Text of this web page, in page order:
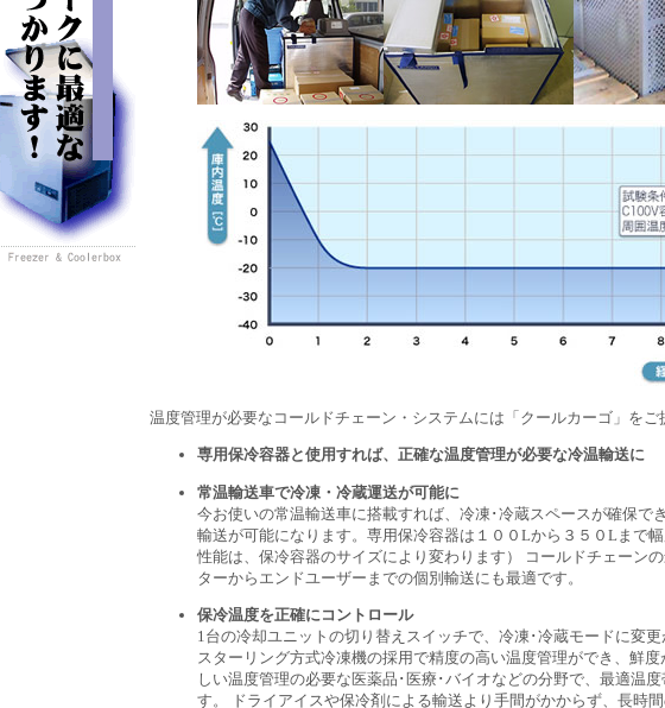
温度管理が必要なコールドチェーン・システムには「クールカーゴ」をご
専用保冷容器と使用すれば、正確な温度管理が必要な冷温輸送に
常温輸送車で冷凍・冷蔵運送が可能に
今お使いの常温輸送車に搭載すれば、冷凍･冷蔵スペースが確保で
輸送が可能になります。専用保冷容器は１００Lから３５０Lまで
性能は、保冷容器のサイズにより変わります） コールドチェーン
ターからエンドユーザーまでの個別輸送にも最適です。
保冷温度を正確にコントロール
1台の冷却ユニットの切り替えスイッチで、冷凍･冷蔵モードに変
スターリング方式冷凍機の採用で精度の高い温度管理ができ、鮮
しい温度管理の必要な医薬品･医療･バイオなどの分野で、最適温
す。 ドライアイスや保冷剤による輸送より手間がかからず、長時